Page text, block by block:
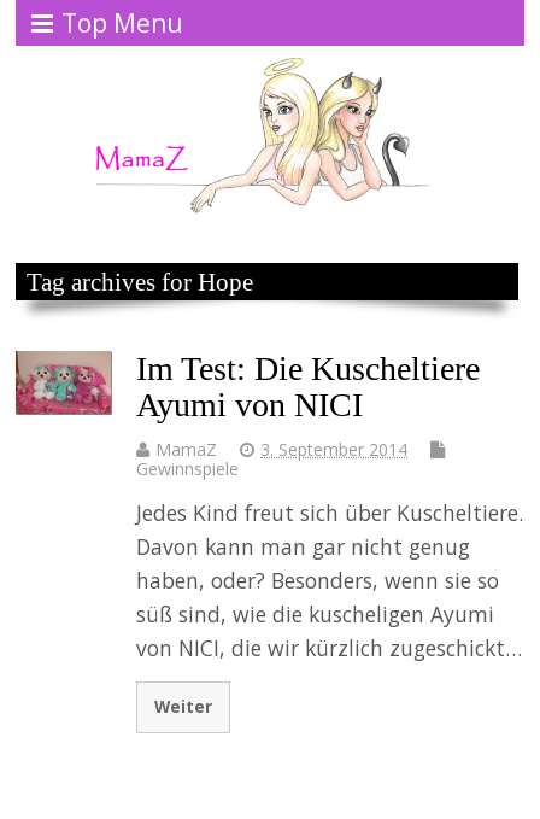
Top Menu
Tag archives for Hope
Im Test: Die Kuscheltiere
Ayumi von NICI
MamaZ
3. September 2014
Gewinnspiele
Jedes Kind freut sich über Kuscheltiere.
Davon kann man gar nicht genug
haben, oder? Besonders, wenn sie so
süß sind, wie die kuscheligen Ayumi
von NICI, die wir kürzlich zugeschickt…
Weiter